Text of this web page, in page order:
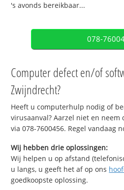
's avonds bereikbaar...
078-
Computer defect en/of
Zwijndrecht?
Heeft u computerhulp nodig of
virusaanval? Aarzel niet en
via 078-7600456. Regel vandaag
Wij hebben drie oplossingen:
Wij helpen u op afstand
u langs, u geeft het af op ons
goedkoopste oplossing.